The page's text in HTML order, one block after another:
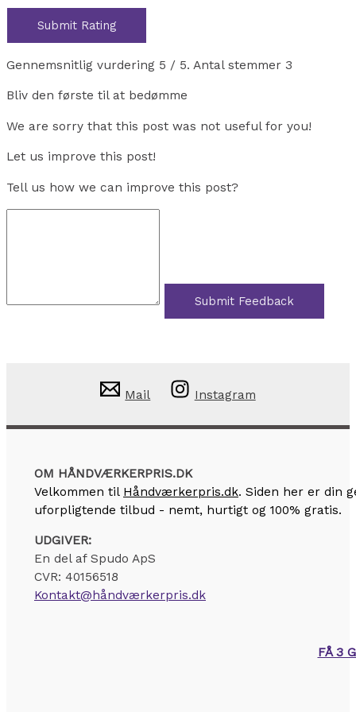
Submit Rating
Gennemsnitlig vurdering 5 / 5. Antal stemmer 3
Bliv den første til at bedømme
We are sorry that this post was not useful for you!
Let us improve this post!
Tell us how we can improve this post?
Submit Feedback
Mail Instagram
OM HÅNDVÆRKERPRIS.DK
Velkommen til Håndværkerpris.dk. Siden her er din
uforpligtende tilbud - nemt, hurtigt og 100% gratis.
UDGIVER:
En del af Spudo ApS
CVR: 40156518
Kontakt@håndværkerpris.dk
FÅ 3